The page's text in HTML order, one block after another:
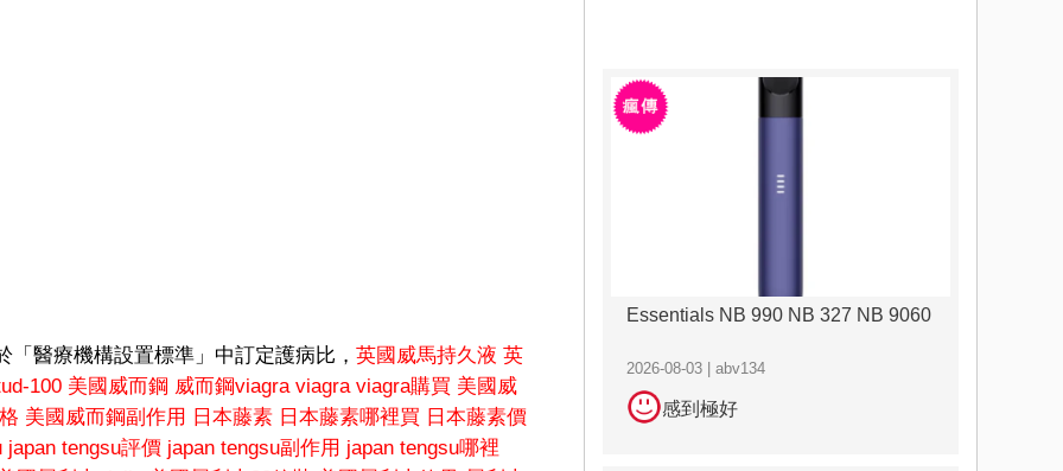
醫療機構設置標準」中訂定護病比， 英國威馬持久液 英
100 美國威而鋼 威而鋼viagra viagra viagra購買 美國威
美國威而鋼副作用 日本藤素 日本藤素哪裡買 日本藤素價
japan tengsu評價 japan tengsu副作用 japan tengsu哪裡
Essentials NB 990 NB 327 NB 9060
2026-08-03 | abv134
感到極好